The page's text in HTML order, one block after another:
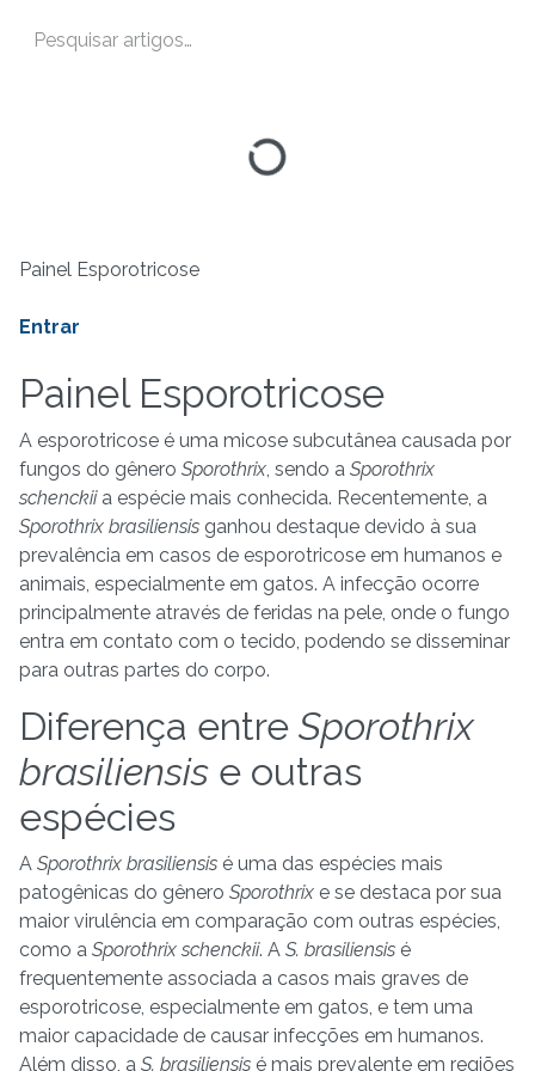
Painel Esporotricose
Entrar
Painel Esporotricose
A esporotricose é uma micose subcutânea causada por
fungos do gênero Sporothrix, sendo a Sporothrix
schenckiia espécie mais conhecida. Recentemente, a
Sporothrix brasiliensis ganhou destaque devido à sua
prevalência em casos de esporotricose em humanos e
animais, especialmente em gatos. A infecção ocorre
principalmente através de feridas na pele, onde o fungo
entra em contato com o tecido, podendo se disseminar
para outras partes do corpo.
Diferença entre Sporothrix
brasiliensis e outras
espécies
A Sporothrix brasiliensis é uma das espécies mais
patogênicas do gênero Sporothrix e se destaca por sua
maior virulência em comparação com outras espécies,
como a Sporothrix schenckii. A S. brasiliensis é
frequentemente associada a casos mais graves de
esporotricose, especialmente em gatos, e tem uma
maior capacidade de causar infecções em humanos.
Além disso, a S. brasiliensis é mais prevalente em regiões